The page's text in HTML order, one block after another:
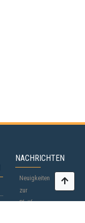
NACHRICHTEN
Neuigkeiten
zur
Plattform